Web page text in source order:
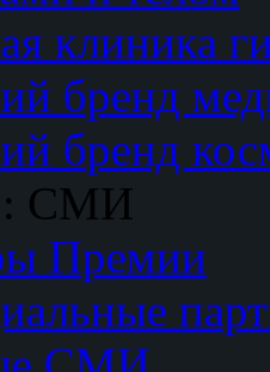
клиника
бренд
бренд
СМИ
Премии